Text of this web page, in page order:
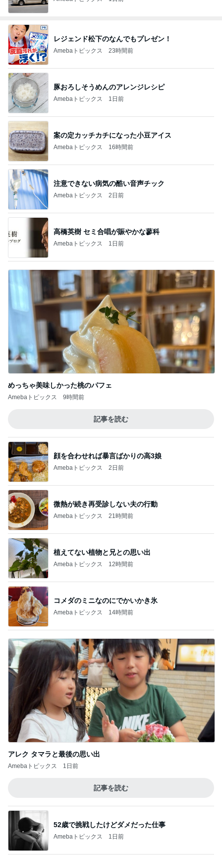
レジェンド松下のなんでもプレゼン！
Amebaトピックス 23時間前
豚おろしそうめんのアレンジレシピ
Amebaトピックス 1日前
案の定カッチカチになった小豆アイス
Amebaトピックス 16時間前
注意できない病気の酷い音声チック
Amebaトピックス 2日前
高橋英樹 セミ合唱が賑やかな蓼科
Amebaトピックス 1日前
めっちゃ美味しかった桃のパフェ
Amebaトピックス 9時間前
記事を読む
顔を合わせれば暴言ばかりの高3娘
Amebaトピックス 2日前
微熱が続き再受診しない夫の行動
Amebaトピックス 21時間前
植えてない植物と兄との思い出
Amebaトピックス 12時間前
コメダのミニなのにでかいかき氷
Amebaトピックス 14時間前
アレク タマラと最後の思い出
Amebaトピックス 1日前
記事を読む
52歳で挑戦したけどダメだった仕事
Amebaトピックス 1日前